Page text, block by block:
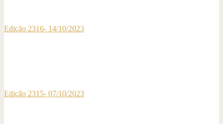
Edição 2316- 14/10/2023
Edição 2315- 07/10/2023